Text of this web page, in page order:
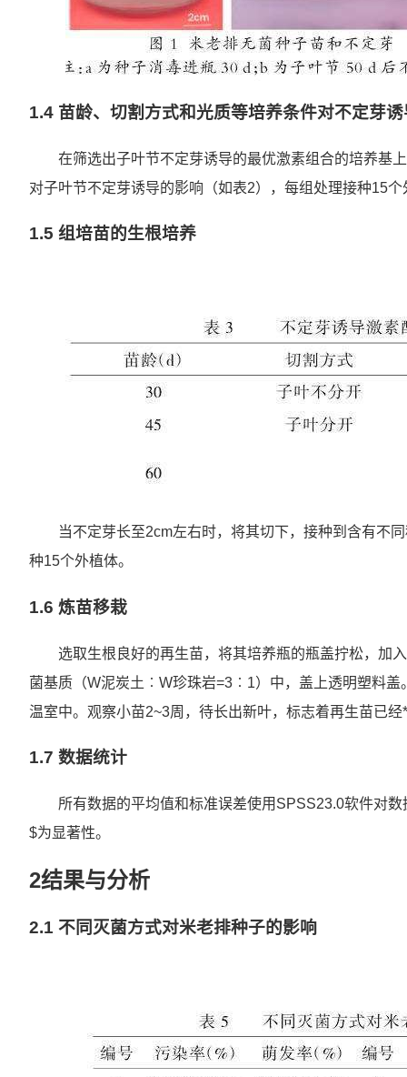
1.4 苗龄、切割方式和光质等培养条件对不定芽
在筛选出子叶节不定芽诱导的最优激素组合的培养基
对子叶节不定芽诱导的影响（如表2），每组处理接种15个
1.5 组培苗的生根培养
当不定芽长至2cm左右时，将其切下，接种到含有不
种15个外植体。
1.6 炼苗移栽
选取生根良好的再生苗，将其培养瓶的瓶盖拧松，加
菌基质（W泥炭土︰W珍珠岩=3︰1）中，盖上透明塑料
温室中。观察小苗2~3周，待长出新叶，标志着再生苗已经
1.7 数据统计
所有数据的平均值和标准误差使用SPSS23.0软件对
$为显著性。
2结果与分析
2.1 不同灭菌方式对米老排种子的影响